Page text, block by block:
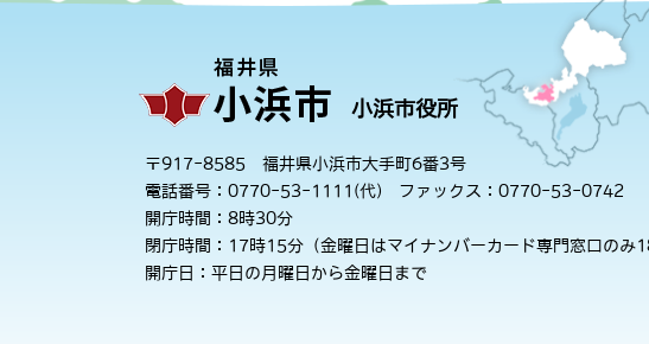
小浜市役所
〒917-8585 福井県小浜市大手町6番3号
電話番号：0770-53-1111(代) ファックス：0770-53-0742
開庁時間：8時30分
閉庁時間：17時15分（金曜日はマイナンバーカード専門窓口のみ
開庁日：平日の月曜日から金曜日まで